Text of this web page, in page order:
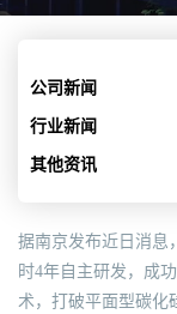
公司新闻
行业新闻
其他资讯
据南京发布近日消息
时4年自主研发，成
术，打破平面型碳化